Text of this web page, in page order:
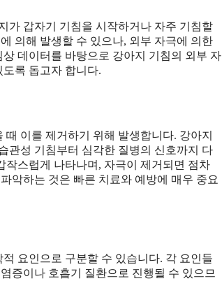
가 갑자기 기침을 시작하거나 자주 기침할
의해 발생할 수 있으나, 외부 자극에 의한
데이터를 바탕으로 강아지 기침의 외부 자
록 돕고자 합니다.
이를 제거하기 위해 발생합니다. 강아지
관성 기침부터 심각한 질병의 신호까지 다
작스럽게 나타나며, 자극이 제거되면 점차
악하는 것은 빠른 치료와 예방에 매우 중요
요인으로 구분할 수 있습니다. 각 요인들
증이나 호흡기 질환으로 진행될 수 있으므